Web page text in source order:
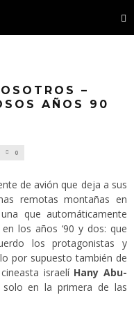
–
AÑOS 90
0
de avión que deja a sus
remotas montañas en
que automáticamente
los años ‘90 y dos: que
los protagonistas y
por supuesto también de
israelí Hany Abu-
solo en la primera de las